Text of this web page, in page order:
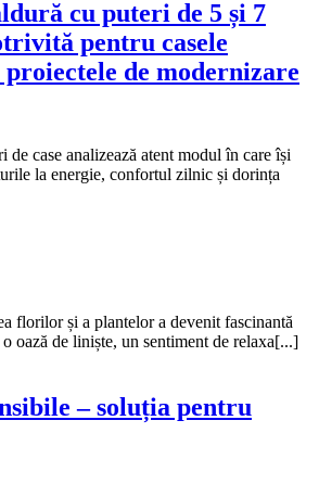
cu puteri de 5 și 7
pentru casele
de modernizare
case analizează atent modul în care își
la energie, confortul zilnic și dorința
florilor și a plantelor a devenit fascinantă
oază de liniște, un sentiment de relaxa[...]
– soluția pentru